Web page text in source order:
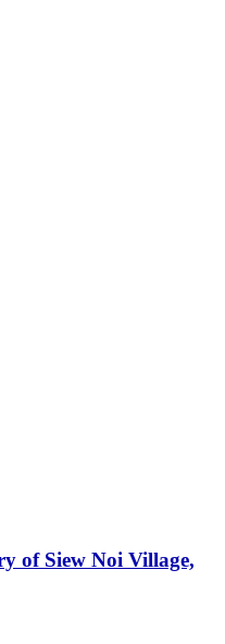
of Siew Noi Village,